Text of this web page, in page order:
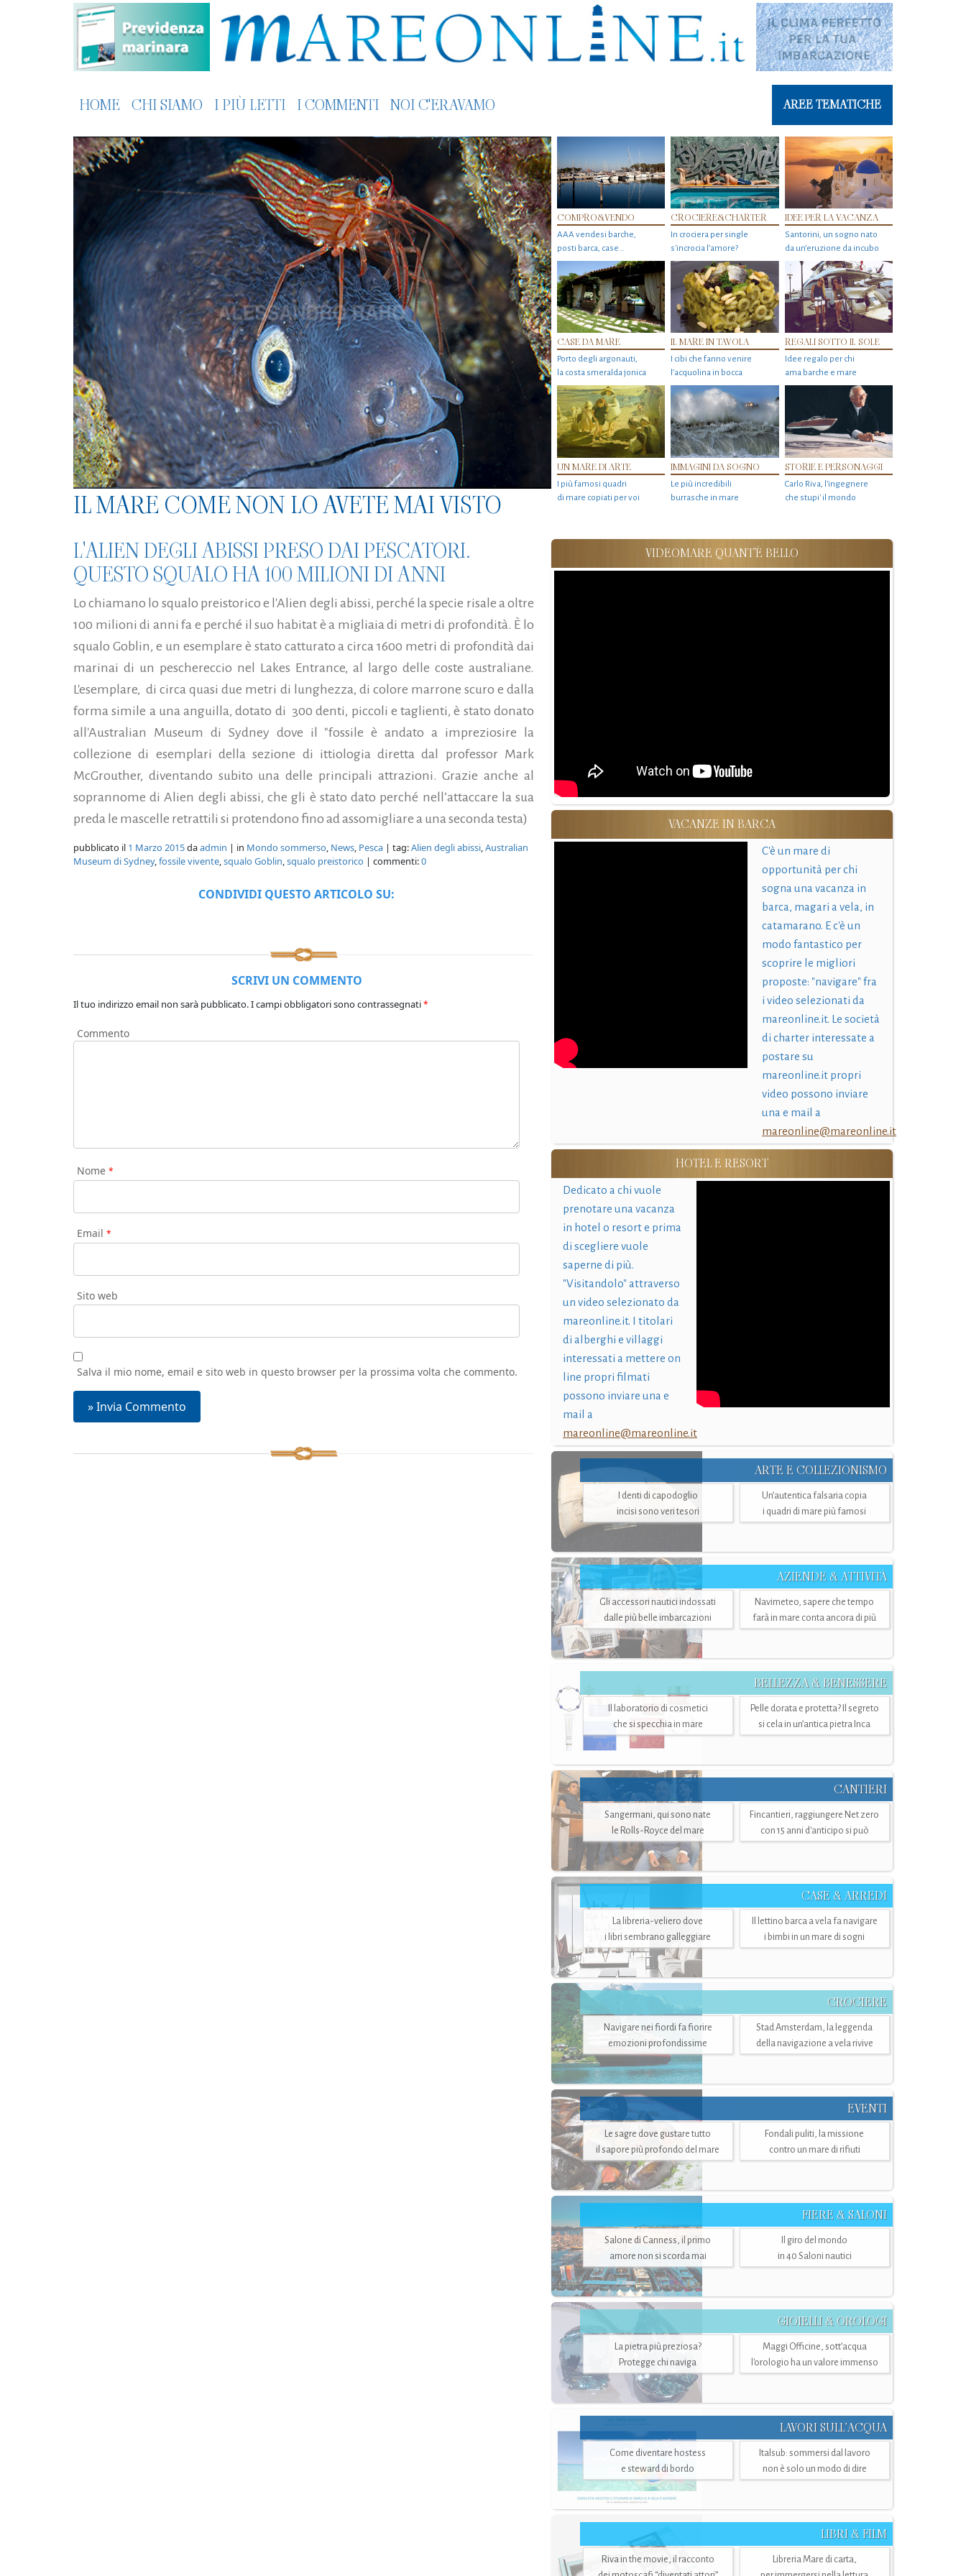
HOME CHI SIAMO I PIÙ LETTI I COMMENTI NOI C'ERAVAMO AREE TEMATICHE
IL MARE COME NON LO AVETE MAI VISTO
COMPRO&VENDO
AAA vendesi barche,
posti barca, case…
CROCIERE&CHARTER
In crociera per single
s'incrocia l’amore?
IDEE PER LA VACANZA
Santorini, un sogno nato
da un’eruzione da incubo
CASE DA MARE
Porto degli argonauti,
la costa smeralda jonica
IL MARE IN TAVOLA
I cibi che fanno venire
l’acquolina in bocca
REGALI SOTTO IL SOLE
Idee regalo per chi
ama barche e mare
UN MARE DI ARTE
I più famosi quadri
di mare copiati per voi
IMMAGINI DA SOGNO
Le più incredibili
burrasche in mare
STORIE E PERSONAGGI
Carlo Riva, l’ingegnere
che stupi' il mondo
L'ALIEN DEGLI ABISSI PRESO DAI PESCATORI.
QUESTO SQUALO HA 100 MILIONI DI ANNI
Lo chiamano lo squalo preistorico e l'Alien degli abissi, perché la specie risale a oltre
100 milioni di anni fa e perché il suo habitat è a migliaia di metri di profondità. È lo
squalo Goblin, e un esemplare è stato catturato a circa 1600 metri di profondità dai
marinai di un peschereccio nel Lakes Entrance, al largo delle coste australiane.
L'esemplare, di circa quasi due metri di lunghezza, di colore marrone scuro e dalla
forma simile a una anguilla, dotato di 300 denti, piccoli e taglienti, è stato donato
all'Australian Museum di Sydney dove il "fossile è andato a impreziosire la
collezione di esemplari della sezione di ittiologia diretta dal professor Mark
McGrouther, diventando subito una delle principali attrazioni.Grazie anche al
soprannome di Alien degli abissi, che gli è stato dato perché nell’attaccare la sua
preda le mascelle retrattili si protendono fino ad assomigliare a una seconda testa)
pubblicato il 1 Marzo 2015daadmin | in Mondo sommerso, News, Pesca | tag:Alien degli abissi,Australian
Museum di Sydney,fossile vivente,squalo Goblin,squalo preistorico | commenti:0
CONDIVIDI QUESTO ARTICOLO SU:
SCRIVI UN COMMENTO
Il tuo indirizzo email non sarà pubblicato.I campi obbligatori sono contrassegnati*
Commento
Nome *
Email *
Sito web
Salva il mio nome, email e sito web in questo browser per la prossima volta che commento.
VIDEOMARE QUANT'È BELLO
VACANZE IN BARCA
C'è un mare di
opportunità per chi
sogna una vacanza in
barca, magari a vela, in
catamarano. E c'è un
modo fantastico per
scoprire le migliori
proposte: "navigare" fra
i video selezionati da
mareonline.it. Le società
di charter interessate a
postare su
mareonline.it propri
video possono inviare
una e mail a
mareonline@mareonline.it
HOTEL E RESORT
Dedicato a chi vuole
prenotare una vacanza
in hotel o resort e prima
di scegliere vuole
saperne di più.
"Visitandolo" attraverso
un video selezionato da
mareonline.it. I titolari
di alberghi e villaggi
interessati a mettere on
line propri filmati
possono inviare una e
mail a
mareonline@mareonline.it
ARTE E COLLEZIONISMO
I denti di capodoglio
incisi sono veri tesori
Un’autentica falsaria copia
i quadri di mare più famosi
AZIENDE & ATTIVITÀ
Gli accessori nautici indossati
dalle più belle imbarcazioni
Navimeteo, sapere che tempo
farà in mare conta ancora di più
BELLEZZA & BENESSERE
Il laboratorio di cosmetici
che si specchia in mare
Pelle dorata e protetta? Il segreto
si cela in un’antica pietra Inca
CANTIERI
Sangermani, qui sono nate
le Rolls-Royce del mare
Fincantieri, raggiungere Net zero
con 15 anni d'anticipo si può
CASE & ARREDI
La libreria-veliero dove
i libri sembrano galleggiare
Il lettino barca a vela fa navigare
i bimbi in un mare di sogni
CROCIERE
Navigare nei fiordi fa fiorire
emozioni profondissime
Stad Amsterdam, la leggenda
della navigazione a vela rivive
EVENTI
Le sagre dove gustare tutto
il sapore più profondo del mare
Fondali puliti, la missione
contro un mare di rifiuti
FIERE & SALONI
Salone di Canness, il primo
amore non si scorda mai
Il giro del mondo
in 40 Saloni nautici
GIOIELLI & OROLOGI
La pietra più preziosa?
Protegge chi naviga
Maggi Officine, sott’acqua
l'orologio ha un valore immenso
LAVORI SULL’ACQUA
Come diventare hostess
e steward di bordo
Italsub: sommersi dal lavoro
non è solo un modo di dire
LIBRI & FILM
Riva in the movie, il racconto
Libreria Mare di carta,